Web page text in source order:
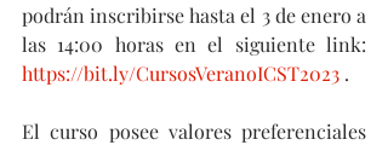
podrán inscribirse hasta el 3 de enero a
https://bit.ly/CursosVeranoICST2023 .
El curso posee valores preferenciales